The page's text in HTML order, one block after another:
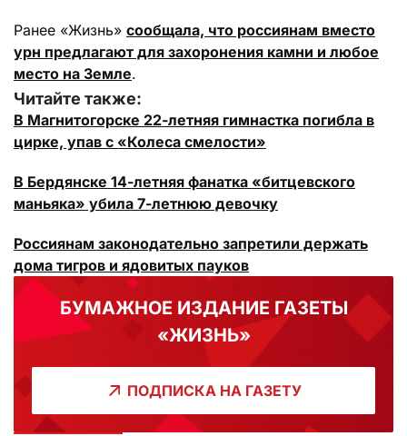
Ранее «Жизнь» сообщала, что россиянам вместо
урн предлагают для захоронения камни и любое
место на Земле.
Читайте также:
В Магнитогорске 22-летняя гимнастка погибла в
цирке, упав с «Колеса смелости»
В Бердянске 14-летняя фанатка «битцевского
маньяка» убила 7-летнюю девочку
Россиянам законодательно запретили держать
дома тигров и ядовитых пауков
БУМАЖНОЕ ИЗДАНИЕ ГАЗЕТЫ
«ЖИЗНЬ»
ПОДПИСКА НА ГАЗЕТУ